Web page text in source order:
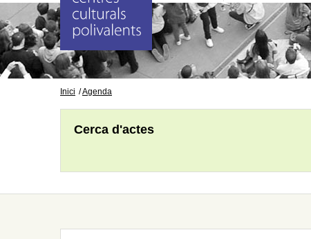
Inici Agenda
Cerca d'actes